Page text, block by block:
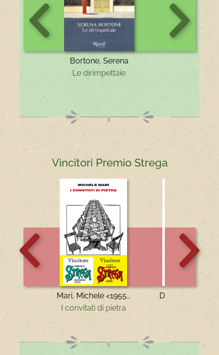
Scorri
indietro
la
vetrina
Bortone, Serena
Le dirimpettaie
Scorri
in
avanti
la
Vincitori Premio Strega
Scorri
indietro
la
vetrina
Mari, Michele <1955- >
I convitati di pietra
Scorri
in
avanti
la
vetrina